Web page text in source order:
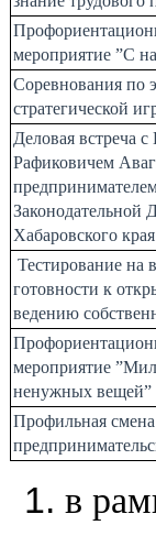
мероприятие ”С
Соревнования по
стратегической
Деловая встреча с
Рафиковичем
Законодательной
Хабаровского края
Тестирование на
готовности к
ведению
мероприятие
ненужных вещей”
Профильная
в